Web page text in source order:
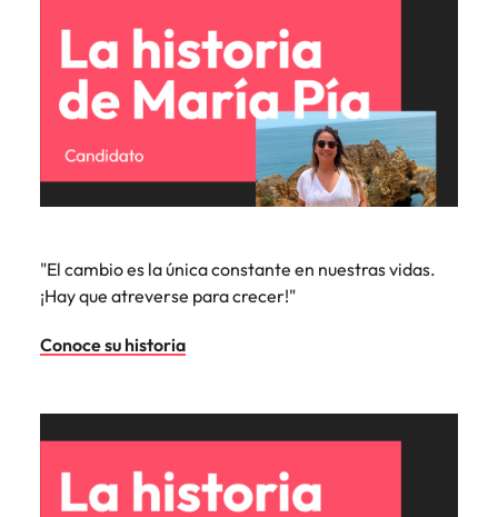
"El cambio es la única constante en nuestras vidas.
¡Hay que atreverse para crecer!"
Conoce su historia